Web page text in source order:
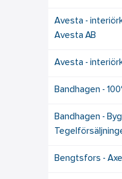
Avesta -
Avesta AB
Avesta -
Bandhagen -
Bandhagen -
Bengtsfors -